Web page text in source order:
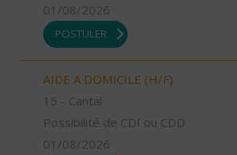
01/08/2026
POSTULER
AIDE A DOMICILE (H/F)
15 - Cantal
Possibilité de CDI ou CDD
01/08/2026